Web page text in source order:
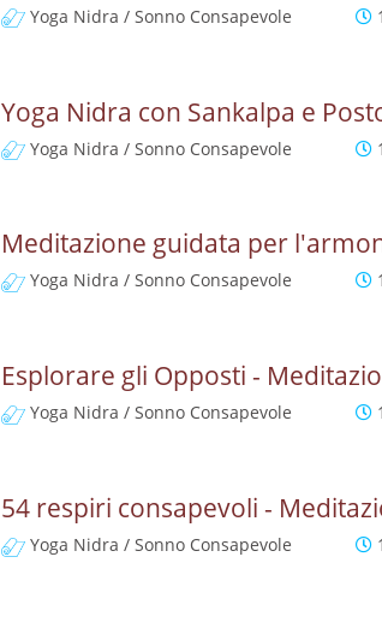
Yoga Nidra / Sonno Consapevole
Yoga Nidra con Sankalpa e
Yoga Nidra / Sonno Consapevole
Meditazione guidata per
Yoga Nidra / Sonno Consapevole
Esplorare gli Opposti -
Yoga Nidra / Sonno Consapevole
54 respiri consapevoli -
Yoga Nidra / Sonno Consapevole